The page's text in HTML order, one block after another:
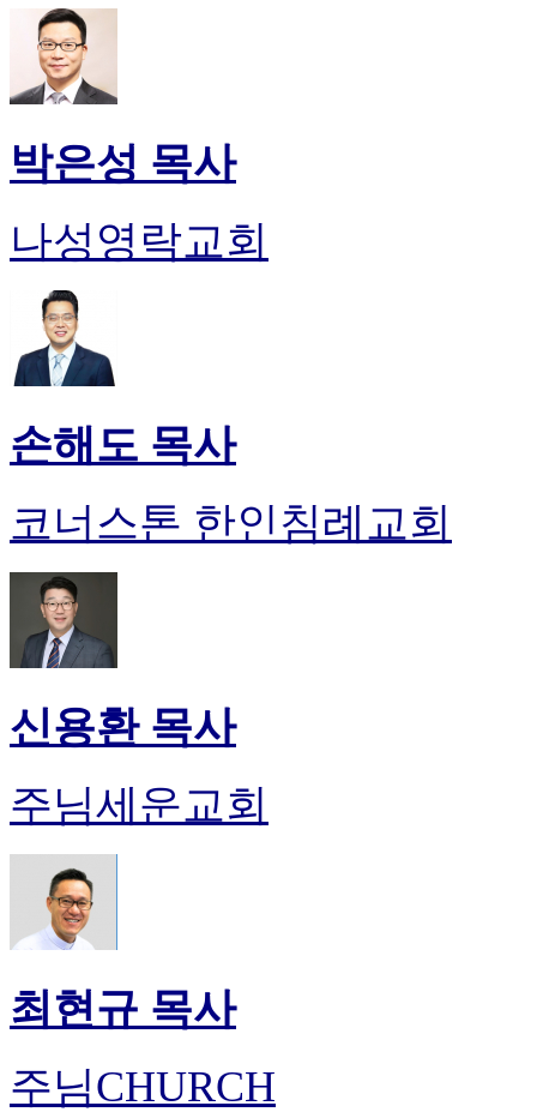
박은성 목사
나성영락교회
손해도 목사
코너스톤 한인침례교회
신용환 목사
주님세운교회
최현규 목사
주님CHURCH